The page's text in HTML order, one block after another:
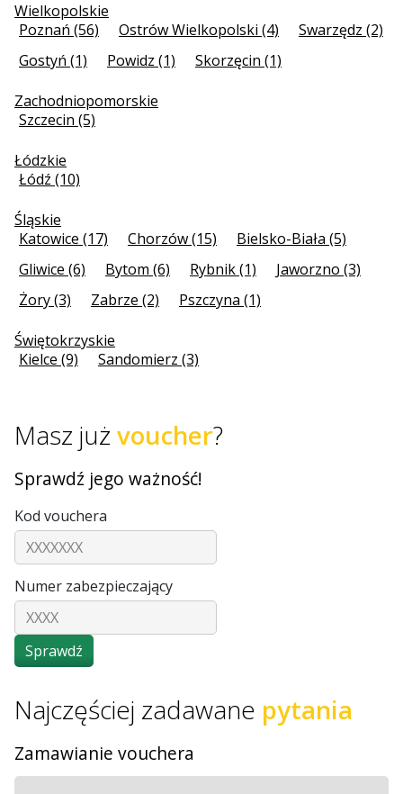
Wielkopolskie
Poznań (56)
Ostrów Wielkopolski (4)
Swarzędz (2)
Gostyń (1)
Powidz (1) Skorzęcin (1)
Zachodniopomorskie
Szczecin (5)
Łódzkie
Łódź (10)
Śląskie
Katowice (17)
Chorzów (15)
Bielsko-Biała (5)
Gliwice (6)
Bytom (6) Rybnik (1)
Jaworzno (3)
Żory (3)
Zabrze (2) Pszczyna (1)
Świętokrzyskie
Kielce (9)
Sandomierz (3)
Masz już voucher?
Sprawdź jego ważność!
Kod vouchera
Numer zabezpieczający
Sprawdź
Najczęściej zadawane pytania
Zamawianie vouchera